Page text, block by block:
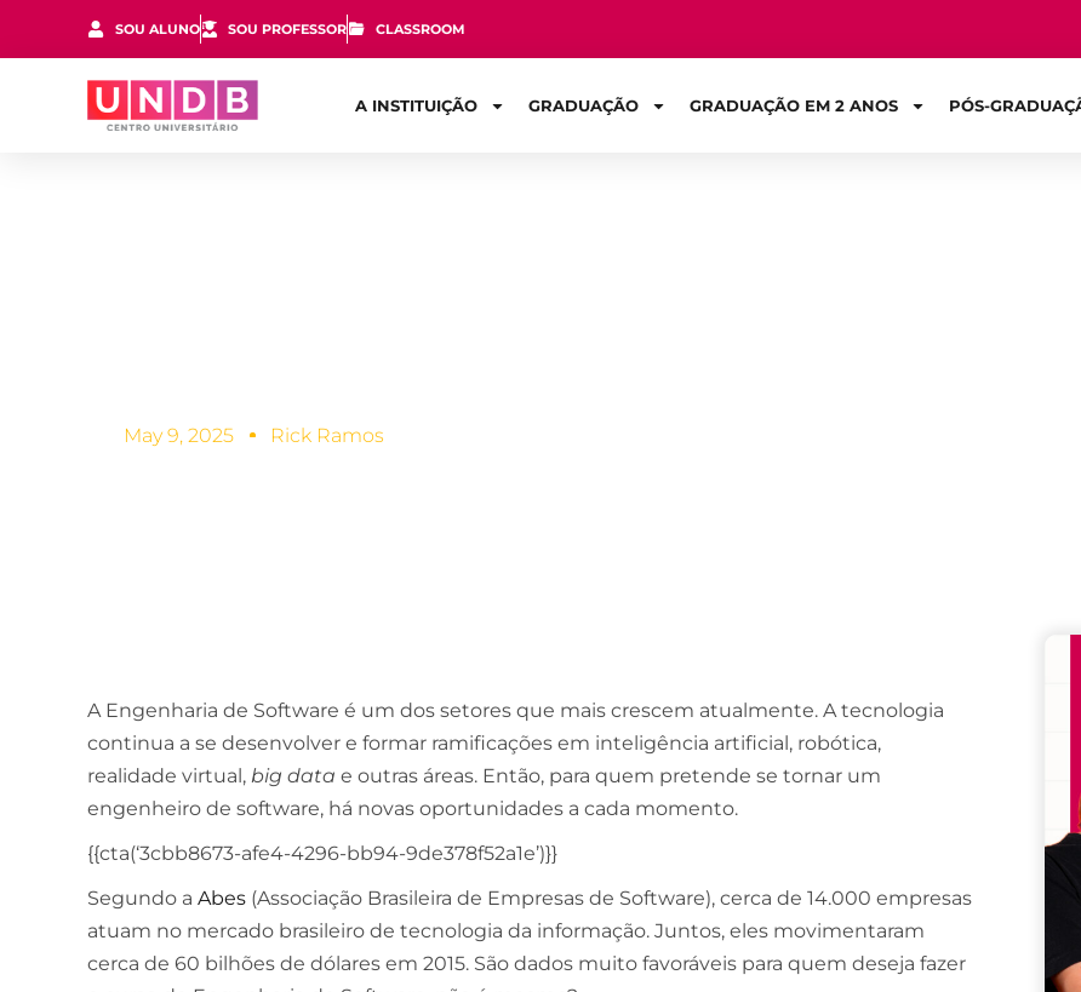
SOU ALUNO SOU PROFESSOR CLASSROOM
A INSTITUIÇÃO GRADUAÇÃO GRADUAÇÃO EM 2 ANOS PÓS-
May 9, 2025 Rick Ramos
A Engenharia de Software é um dos setores que mais crescem atualmente. A tecnologia
continua a se desenvolver e formar ramificações em inteligência artificial, robótica,
realidade virtual, big data e outras áreas. Então, para quem pretende se tornar um
engenheiro de software, há novas oportunidades a cada momento.
{{cta(‘3cbb8673-afe4-4296-bb94-9de378f52a1e’)}}
Segundo a Abes (Associação Brasileira de Empresas de Software), cerca de 14.000 empresas
atuam no mercado brasileiro de tecnologia da informação. Juntos, eles movimentaram
cerca de 60 bilhões de dólares em 2015. São dados muito favoráveis para quem deseja fazer